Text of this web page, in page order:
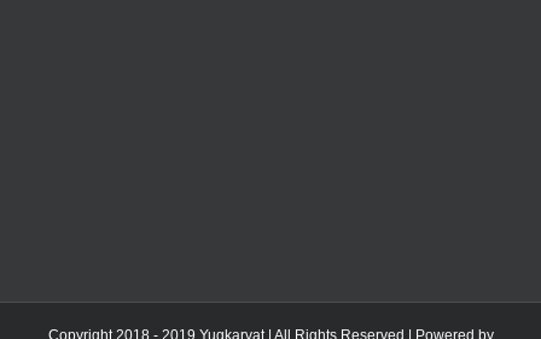
Copyright 2018 - 2019 Yugkarvat | All Rights Reserved | Powered by